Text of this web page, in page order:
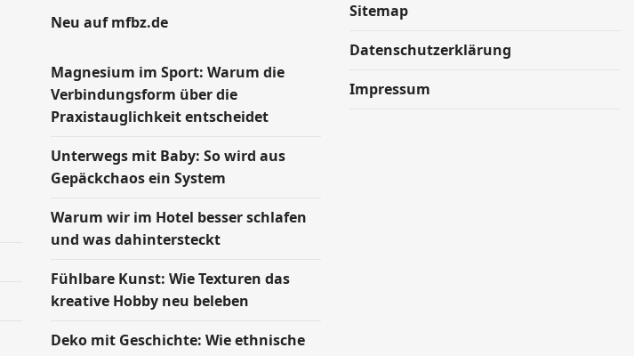
Neu auf mfbz.de
Magnesium im Sport: Warum die
Verbindungsform über die
Praxistauglichkeit entscheidet
Unterwegs mit Baby: So wird aus
Gepäckchaos ein System
Warum wir im Hotel besser schlafen
und was dahintersteckt
Fühlbare Kunst: Wie Texturen das
kreative Hobby neu beleben
Deko mit Geschichte: Wie ethnische
Sitemap
Datenschutzerklärung
Impressum